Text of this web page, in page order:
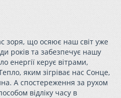
зоря, що осяює наш світ уже
років та забезпечує нашу
енергії керує вітрами,
яким зігріває нас Сонце,
А спостереження за рухом
відліку часу в